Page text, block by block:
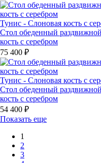
Тунис - Слоновая кость с
Стол обеденный
кость с серебром
75 400 ₽
Тунис - Слоновая кость с
Стол обеденный
кость с серебром
54 400 ₽
Показать еще
1
2
3